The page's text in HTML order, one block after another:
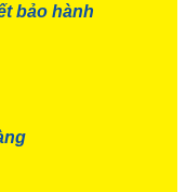
bảo hành